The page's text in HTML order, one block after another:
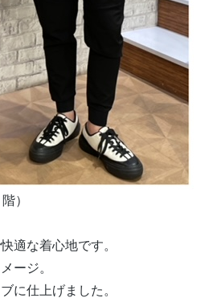
）
適な着心地です。
ージ。
に仕上げました。